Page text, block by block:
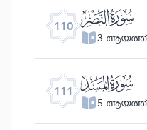
110 ﰛ
3 ആയത്ത്
111 ﰜ
5 ആയത്ത്